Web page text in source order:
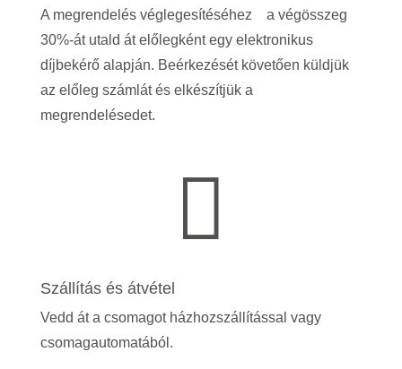
A megrendelés véglegesítéséhez a végösszeg
30%-át utald át előlegként egy elektronikus
díjbekérő alapján. Beérkezését követően küldjük
az előleg számlát és elkészítjük a
megrendelésedet.

Szállítás és átvétel
Vedd át a csomagot házhozszállítással vagy
csomagautomatából.